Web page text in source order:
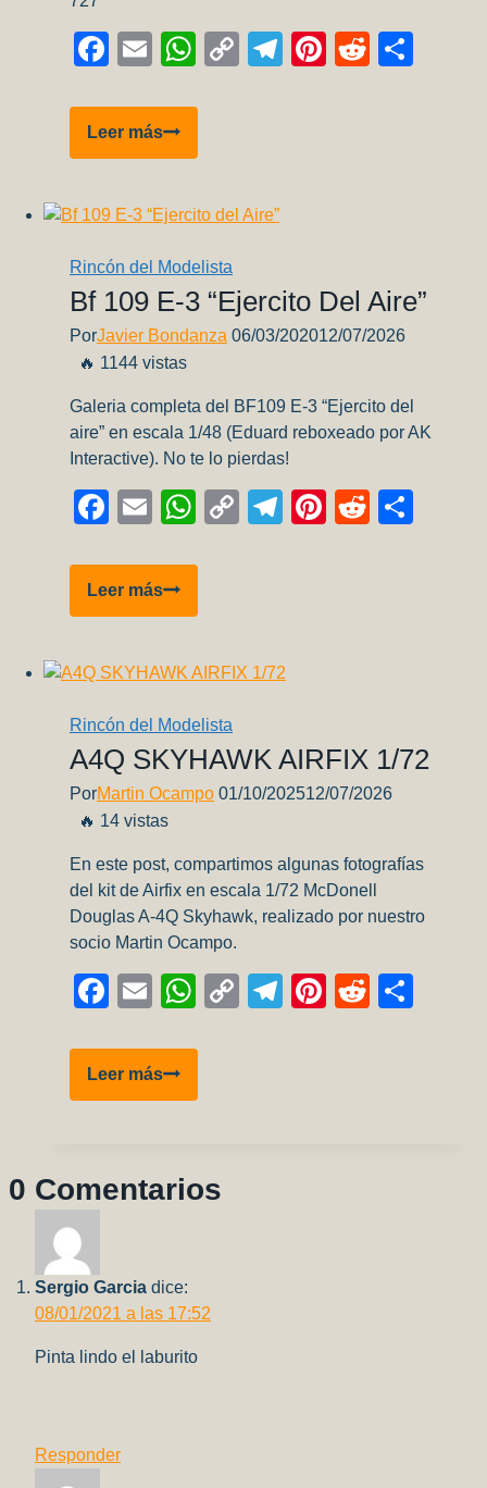
Facebook
EmailWhatsApp
CopyTelegram
Pinterest
Reddit
Leer másAirbus
320
Lan
–
Limpiando
las
piezas
–
1
Rincón del Modelista
Bf 109 E-3 “Ejercito Del Aire”
PorJavier Bondanza 06/03/202012/07/2026
🔥 1144 vistas
Galeria completa del BF109 E-3 “Ejercito del
aire” en escala 1/48 (Eduard reboxeado por AK
Interactive). No te lo pierdas!
Facebook
EmailWhatsApp
CopyTelegram
Pinterest
Reddit
Leer másBf
109
3
del
Aire”
Rincón del Modelista
A4Q SKYHAWK AIRFIX 1/72
PorMartin Ocampo 01/10/202512/07/2026
🔥 14 vistas
En este post, compartimos algunas fotografías
del kit de Airfix en escala 1/72 McDonell
Douglas A-4Q Skyhawk, realizado por nuestro
socio Martin Ocampo.
Facebook
EmailWhatsApp
CopyTelegram
Pinterest
Reddit
Leer másA4Q
SKYHAWK
0 Comentarios
Sergio Garcia dice:
08/01/2021 a las 17:52
Pinta lindo el laburito
Responder